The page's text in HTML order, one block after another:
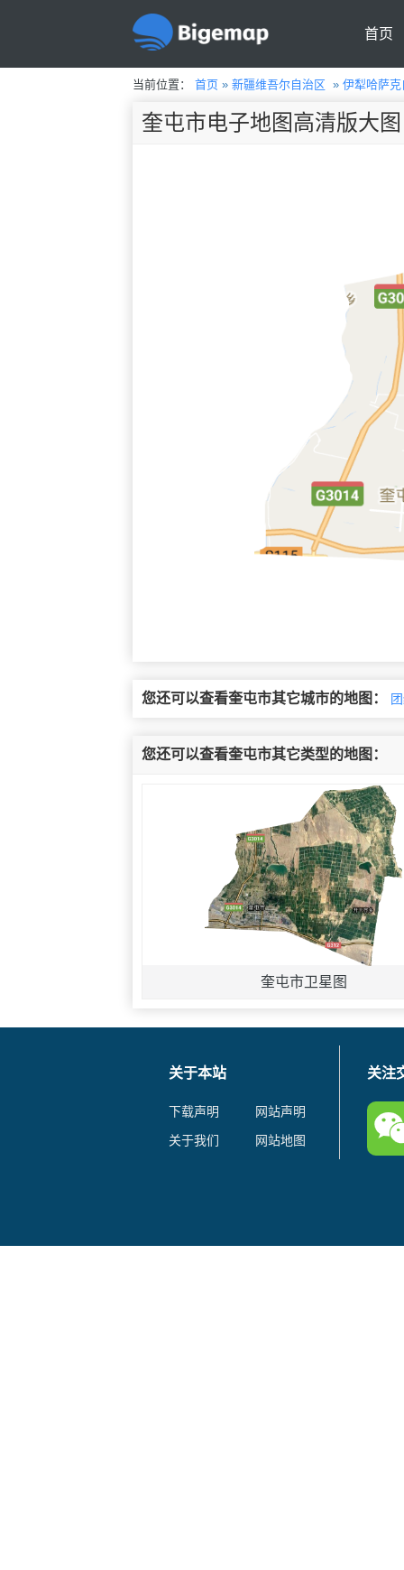
首页
当前位置： 首页» 新疆维吾尔自治区 » 伊犁哈萨克
奎屯市电子地图高清版大图
您还可以查看奎屯市其它城市的地图：
您还可以查看奎屯市其它类型的地图：
奎屯市卫星图
关于本站
下载声明
网站声明
关于我们
网站地图
关注